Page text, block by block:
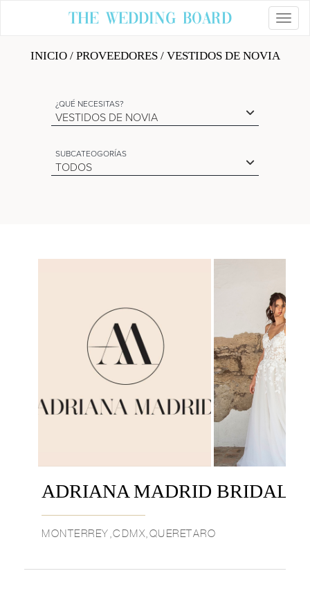
The Wedding Board
INICIO/ PROVEEDORES/ VESTIDOS DE NOVIA
¿QUÉ NECESITAS?
VESTIDOS DE NOVIA
SUBCATEOGORÍAS
TODOS
ADRIANA MADRID BRIDAL
MONTERREY,CDMX,QUERETARO